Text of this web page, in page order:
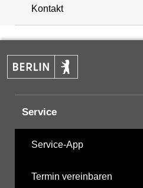
+
−
Kontakt
Service
Service-App
Termin vereinbaren